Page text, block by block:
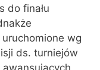
do finału
wg
ds. turniejów
awansujących